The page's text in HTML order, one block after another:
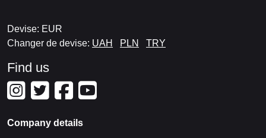
Devise: EUR
Changer de devise: UAH PLN TRY
Find us
Company details